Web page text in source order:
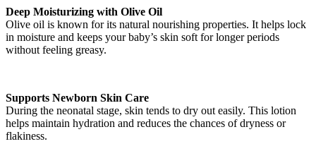
Deep Moisturizing with Olive Oil
Olive oil is known for its natural nourishing properties. It helps lock
in moisture and keeps your baby’s skin soft for longer periods
without feeling greasy.
Supports Newborn Skin Care
During the neonatal stage, skin tends to dry out easily. This lotion
helps maintain hydration and reduces the chances of dryness or
flakiness.